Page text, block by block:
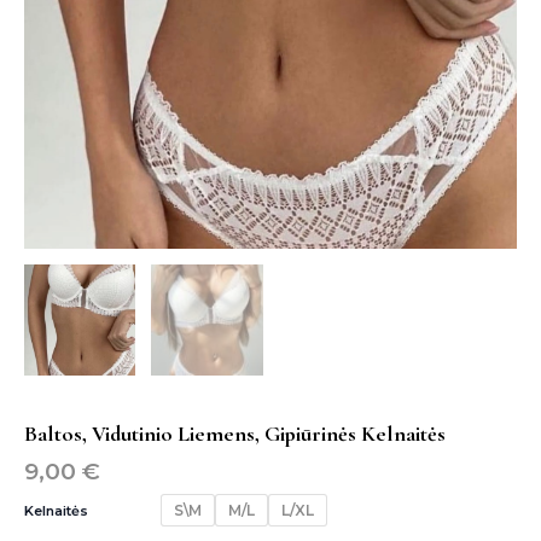
Baltos, Vidutinio Liemens, Gipiūrinės Kelnaitės
9,00 €
Kelnaitės S\M M/L L/XL